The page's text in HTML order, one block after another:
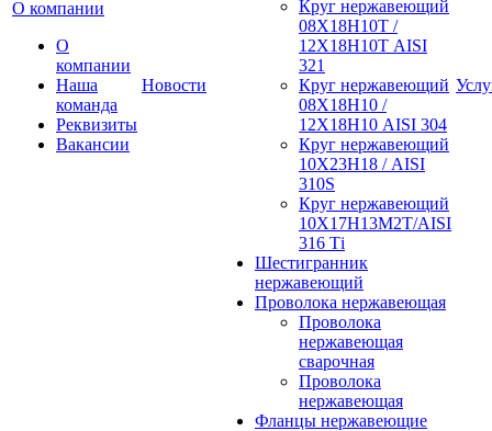
О компании
О
компании
Наша
команда
Реквизиты
Вакансии
Новости
Круг нержавеющий
08Х18Н10Т /
12Х18Н10Т AISI
321
Круг нержавеющий
08Х18Н10 /
12Х18Н10 AISI 304
Круг нержавеющий
10Х23Н18 / AISI
310S
Круг нержавеющий
10Х17Н13М2Т/AISI
316 Тi
Шестигранник
нержавеющий
Проволока нержавеющая
Проволока
нержавеющая
сварочная
Проволока
нержавеющая
Фланцы нержавеющие